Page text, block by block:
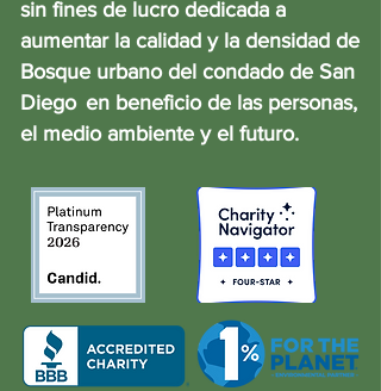
sin fines de lucro dedicada a
aumentar la calidad y la densidad de
Bosque urbano del condado de San
Diego en beneficio de las personas,
el medio ambiente y el futuro.